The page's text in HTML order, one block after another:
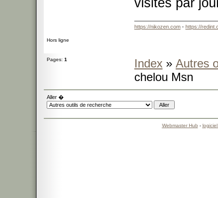
visites par
https://nikozen.com - https://
Hors ligne
Pages: 1 Index » Autres
chelou Msn
Aller �
Webmaster Hub -